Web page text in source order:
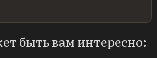
быть вам интересно: